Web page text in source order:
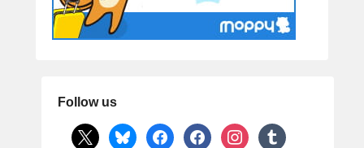
Follow us
x bluesky facebookfacebookinstagramtumblr